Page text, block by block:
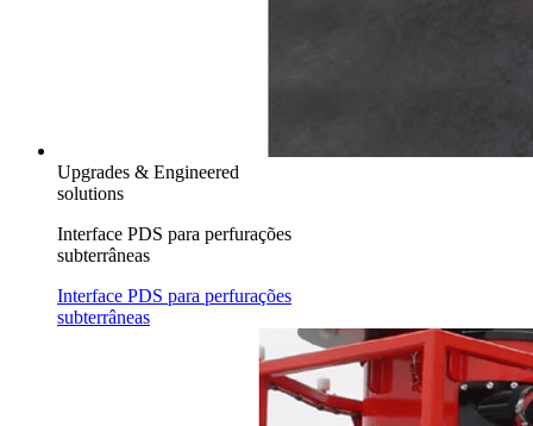
Upgrades & Engineered
solutions
Interface PDS para perfurações
subterrâneas
Interface PDS para perfurações
subterrâneas